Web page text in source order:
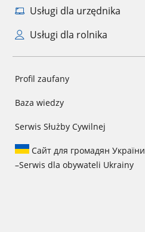
Usługi dla urzędnika
Usługi dla rolnika
Profil zaufany
Baza wiedzy
Serwis Służby Cywilnej
Сайт для громадян України
–Serwis dla obywateli Ukrainy